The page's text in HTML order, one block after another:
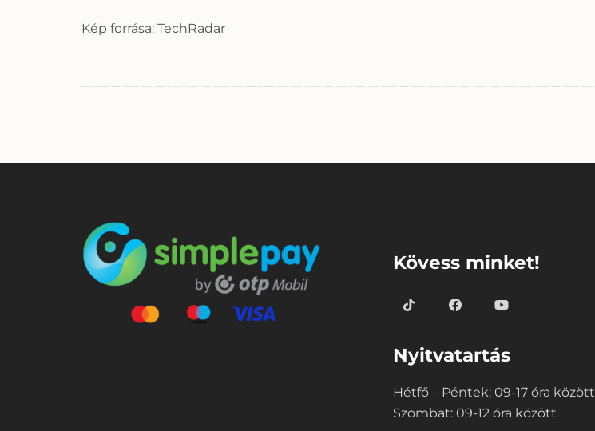
Kép forrása: TechRadar
Kövess minket!
Nyitvatartás
Hétfő – Péntek: 09-17 óra között
Szombat: 09-12 óra között